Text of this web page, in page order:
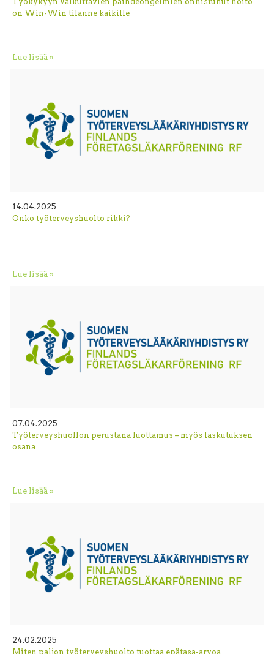
on Win-Win tilanne kaikille
Lue lisää »
14.04.2025
Onko työterveyshuolto rikki?
Lue lisää »
07.04.2025
Työterveyshuollon perustana luottamus – myös laskutuksen
osana
Lue lisää »
24.02.2025
Miten paljon työterveyshuolto tuottaa epätasa-arvoa